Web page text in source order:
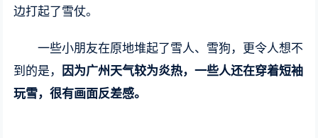
边打起了雪仗。
一些小朋友在原地堆起了雪人、雪狗，更令人想不
到的是，
因为广州天气较为炎热，一些人还在穿着短袖
玩雪，很有画面反差感。